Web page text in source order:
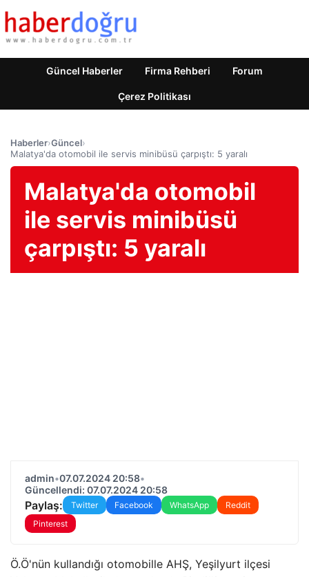
Güncel Haberler Firma Rehberi Forum
Çerez Politikası
Haberler›Güncel›
Malatya'da otomobil ile servis minibüsü çarpıştı: 5 yaralı
Malatya'da otomobil
ile servis minibüsü
çarpıştı: 5 yaralı
admin•07.07.2024 20:58•
Güncellendi: 07.07.2024 20:58
Paylaş: Twitter Facebook WhatsApp
Reddit
Pinterest
Ö.Ö'nün kullandığı otomobille AHŞ, Yeşilyurt ilçesi